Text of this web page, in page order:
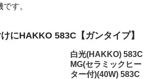
す。
にHAKKO 583C【ガンタイプ】
白光(HAKKO) 583C
MG(セラミックヒー
ター付)(40W) 583C